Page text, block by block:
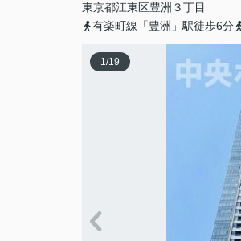
東京都江東区豊洲 ３丁目
有楽町線「豊洲」駅徒歩6分
1/19